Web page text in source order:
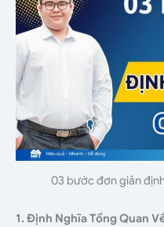
03 bước đơn giản
1. Định Nghĩa Tổng Quan